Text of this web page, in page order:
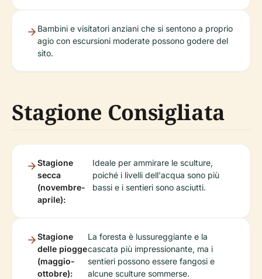
Bambini e visitatori anziani che si sentono a proprio
agio con escursioni moderate possono godere del
sito.
Stagione Consigliata
Stagione
secca
(novembre-
aprile):
Ideale per ammirare le sculture,
poiché i livelli dell'acqua sono più
bassi e i sentieri sono asciutti.
Stagione
delle piogge
(maggio-
ottobre):
La foresta è lussureggiante e la
cascata più impressionante, ma i
sentieri possono essere fangosi e
alcune sculture sommerse.